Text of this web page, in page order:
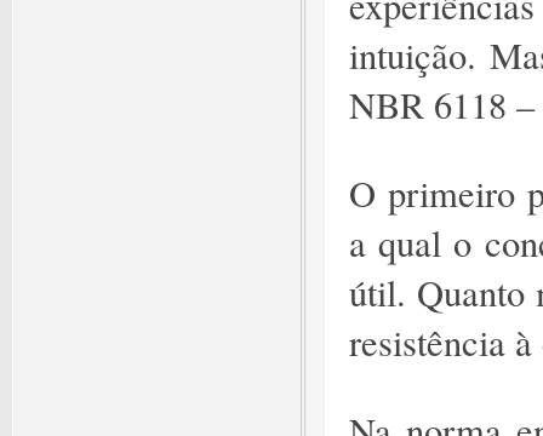
intuição.
NBR 6118
O primeiro
a qual o
útil. Quanto
resistência